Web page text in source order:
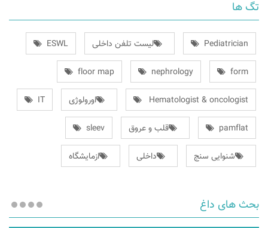
تگ ها
Pediatrician لیست تلفن داخلی ESWL
form
nephrology
floor map
Hematologist & oncologist اورولوژی IT
pamflat قلب و عروق sleev
شنوایی سنج داخلی ازمایشگاه
بحث های داغ